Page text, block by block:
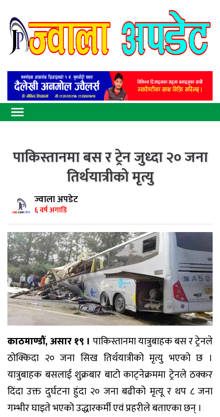
पाकिस्तानमा बस र ट्रेन जुध्दा २० जना
तिर्थयात्रीको मृत्यु
ज्वाला अपडेट
६ वर्ष अगाडि
काठमाण्डौं, असार १९ । पाकिस्तानमा यात्रुबाहक बस र ट्रेनले
ठोक्किदा २० जना सिख तिर्थयात्रीको मृत्यु भएको छ ।
यात्रुबाहक बसलाई शुक्रबार बाटो काट्नेक्रममा ट्रेनले ठक्कर
दिंदा उक्त दुर्घटना हुंदा २० जना बढीको मृत्यू र थप ८ जना
गम्भीर घाइते भएको उद्धारकर्मी एवं प्रहरीले बताएका छन् ।